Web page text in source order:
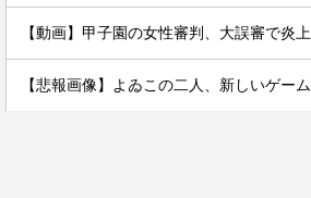
【動画】甲子園の女性審判、大誤審で炎上